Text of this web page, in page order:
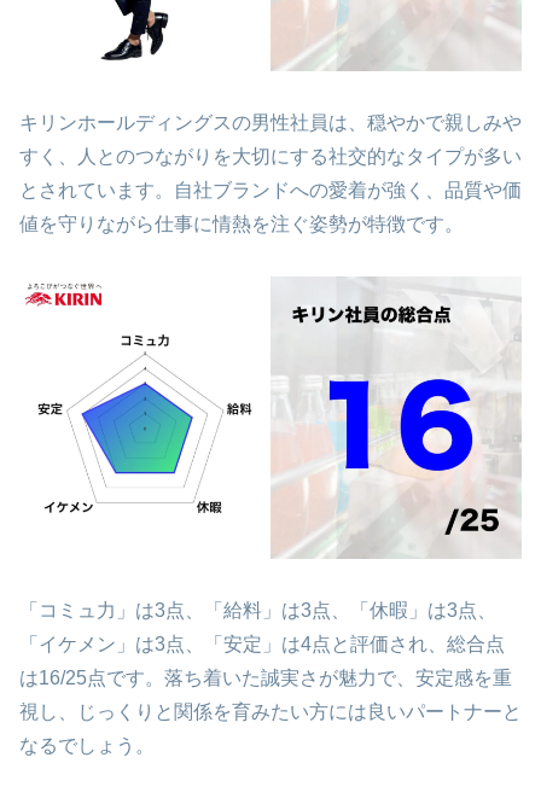
キリンホールディングスの男性社員は、穏やかで親しみや
すく、人とのつながりを大切にする社交的なタイプが多い
とされています。自社ブランドへの愛着が強く、品質や価
値を守りながら仕事に情熱を注ぐ姿勢が特徴です。
「コミュ力」は3点、「給料」は3点、「休暇」は3点、
「イケメン」は3点、「安定」は4点と評価され、総合点
は16/25点です。落ち着いた誠実さが魅力で、安定感を重
視し、じっくりと関係を育みたい方には良いパートナーと
なるでしょう。